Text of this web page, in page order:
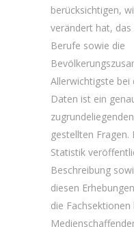
berücksichtigen,
verändert hat,
Berufe sowie die
Allerwichtigste
Daten ist ein
gestellten
Statistik
Beschreibung
diesen
die